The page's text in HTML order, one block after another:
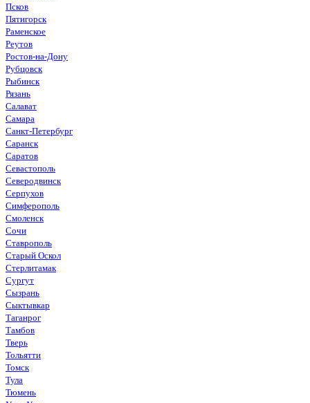
Псков
Пятигорск
Раменское
Реутов
Ростов-на-Дону
Рубцовск
Рыбинск
Рязань
Салават
Самара
Санкт-Петербург
Саранск
Саратов
Севастополь
Северодвинск
Серпухов
Симферополь
Смоленск
Сочи
Ставрополь
Старый Оскол
Стерлитамак
Сургут
Сызрань
Сыктывкар
Таганрог
Тамбов
Тверь
Тольятти
Томск
Тула
Тюмень